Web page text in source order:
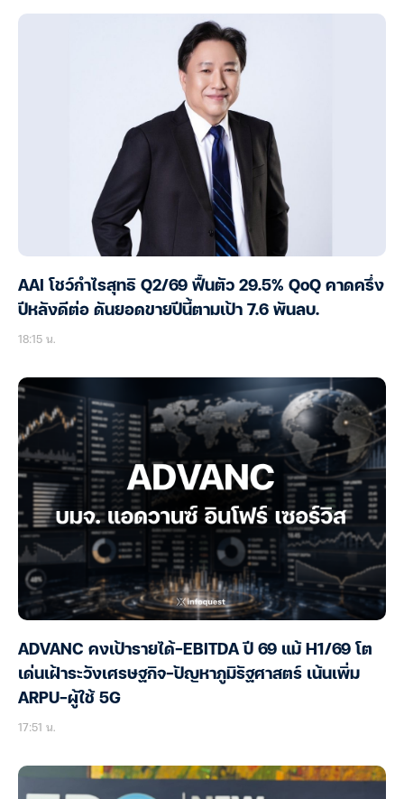
AAI โชว์กำไรสุทธิ Q2/69 ฟื้นตัว 29.5% QoQ คาดครึ่ง
ปีหลังดีต่อ ดันยอดขายปีนี้ตามเป้า 7.6 พันลบ.
18:15 น.
ADVANC คงเป้ารายได้-EBITDA ปี 69 แม้ H1/69 โต
เด่นเฝ้าระวังเศรษฐกิจ-ปัญหาภูมิรัฐศาสตร์ เน้นเพิ่ม
ARPU-ผู้ใช้ 5G
17:51 น.